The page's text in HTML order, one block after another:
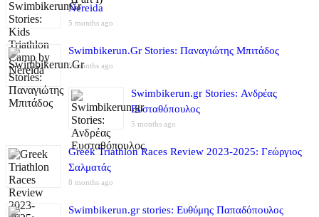
Nereida
5 months ago
Swimbikerun.Gr Stories: Παναγιώτης Μπιτάδος
5 months ago
Swimbikerun.gr Stories: Ανδρέας
Ευσταθόπουλος
5 months ago
Greek Triathlon Races Review 2023-2025: Γεώργιος
Σαλματάς
8 months ago
Swimbikerun.gr stories: Ευθύμης Παπαδόπουλος